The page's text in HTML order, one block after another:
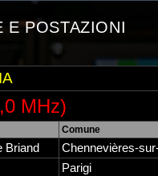
E POSTAZIONI
MHz)
Comune
Briand
Chennevières-
Parigi